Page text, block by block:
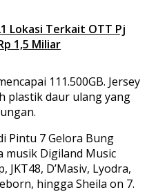
Lokasi Terkait OTT Pj
1,5 Miliar
111.500GB. Jersey
plastik daur ulangyang
Pintu 7 Gelora Bung
musik Digiland Music
, JKT48, D’Masiv, Lyodra,
, hingga Sheila on 7.